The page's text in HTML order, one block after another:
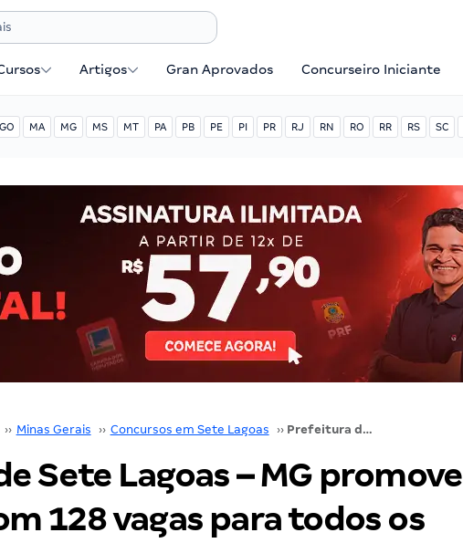
Artigos Gran Aprovados Concurseiro Iniciante
GO MA MG MS MT PA PB PE PI PR RJ RN RO RR RS SC
›› Minas Gerais ›› Concursos em Sete Lagoas ›› Prefeitura de Sete Lagoas – MG promove concurso com 128 vagas para todos os níveis de ensino!
Sete Lagoas – MG promove
128 vagas para todos os